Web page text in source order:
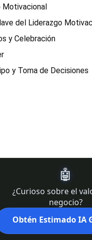
Motivacional
del Liderazgo
y Celebración
y Toma de Decisiones